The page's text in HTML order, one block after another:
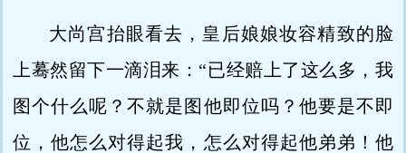
大尚宫抬眼看去，皇后娘娘妆容精致的脸
上蓦然留下一滴泪来：“已经赔上了这么多，我
图个什么呢？不就是图他即位吗？他要是不即
位，他怎么对得起我，怎么对得起他弟弟！他